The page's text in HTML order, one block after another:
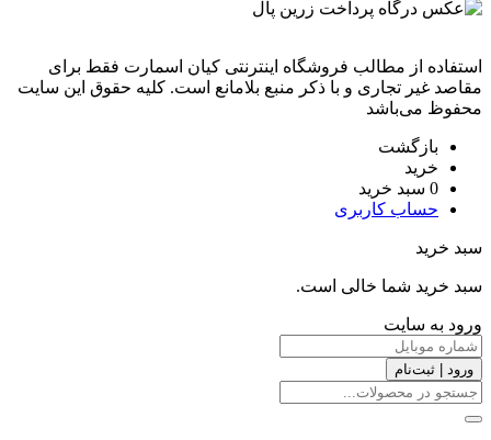
استفاده از مطالب فروشگاه اینترنتی کیان اسمارت فقط برای
مقاصد غیر تجاری و با ذکر منبع بلامانع است. کليه حقوق اين سايت
محفوظ می‌باشد
بازگشت
خرید
0 سبد خرید
حساب کاربری
سبد خرید
سبد خرید شما خالی است.
ورود به سایت
ورود | ثبت‌نام